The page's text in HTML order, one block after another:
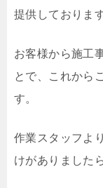
提供しております
お客様から施工
とで、これから
す。
作業スタッフよ
けがありました